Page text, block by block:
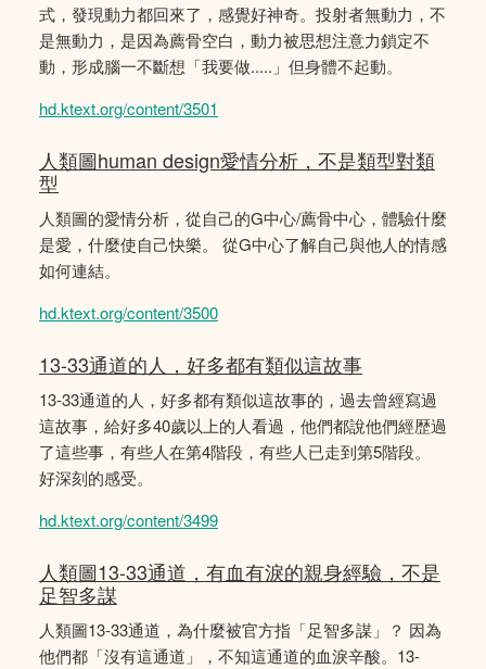
式，發現動力都回來了，感覺好神奇。投射者無動力，不
是無動力，是因為薦骨空白，動力被思想注意力鎖定不
動，形成腦一不斷想「我要做.....」但身體不起動。
hd.ktext.org/content/3501
人類圖human design愛情分析，不是類型對類
型
人類圖的愛情分析，從自己的G中心/薦骨中心，體驗什麼
是愛，什麼使自己快樂。 從G中心了解自己與他人的情感
如何連結。
hd.ktext.org/content/3500
13-33通道的人，好多都有類似這故事
13-33通道的人，好多都有類似這故事的，過去曾經寫過
這故事，給好多40歲以上的人看過，他們都說他們經歴過
了這些事，有些人在第4階段，有些人已走到第5階段。
好深刻的感受。
hd.ktext.org/content/3499
人類圖13-33通道，有血有淚的親身經驗，不是
足智多謀
人類圖13-33通道，為什麼被官方指「足智多謀」？ 因為
他們都「沒有這通道」，不知這通道的血淚辛酸。13-